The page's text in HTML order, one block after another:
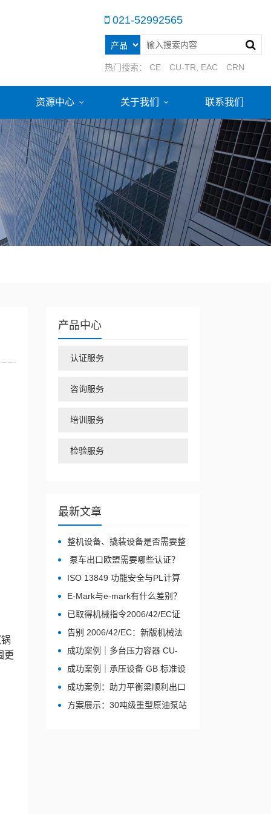
021-52992565
热门搜索： CE CU-TR, EAC CRN
资源中心 关于我们 联系我们
更
产品中心
认证服务
咨询服务
培训服务
检验服务
最新文章
整机设备、撬装设备是否需要整
体申请 CRN？
泵车出口欧盟需要哪些认证？
CE合规完整路径解析（2026最
新）
ISO 13849 功能安全与PL计算
指南- CE认证关键步骤
E-Mark与e-mark有什么差别？
已取得机械指令2006/42/EC证
书，如何符合新机械法规（EU）
2023/1230？
告别 2006/42/EC：新版机械法
规 (EU) 2023/1230 强制执行全解
成功案例｜多台压力容器 CU-
TR（EAC）认证项目顺利实施
成功案例｜承压设备 GB 标准设
计转化为欧盟
PED（2014/68/EU）的合规实践
成功案例：助力平衡梁顺利出口
荷兰，CERTPI提供欧盟授权代表
（EAR）解决方案
方案展示：30吨级重型原油泵站